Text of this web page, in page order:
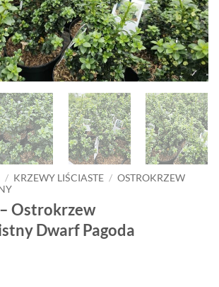
/ KRZEWY LIŚCIASTE / OSTROKRZEW
Ostrokrzew
Dwarf Pagoda